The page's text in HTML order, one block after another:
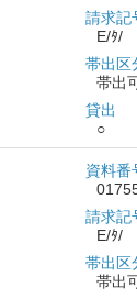
請求記
E/ﾀ/
帯出区
帯出
貸出
○
資料番
請求記
E/ﾀ/
帯出区
帯出